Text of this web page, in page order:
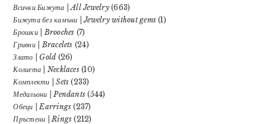
Всички Бижута | All Jewelry(663)
Бижута без камъни | Jewelry without gems (1)
Брошки | Brooches (7)
Гривни | Bracelets (24)
Злато | Gold (26)
Колиета | Necklaces(10)
Комплекти | Sets (233)
Медальони | Pendants (544)
Обеци | Earrings (237)
Пръстени | Rings (212)